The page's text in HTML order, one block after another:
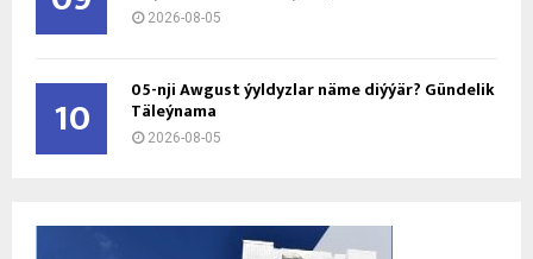
2026-08-05
10 05-nji Awgust ýyldyzlar näme diýýär? Gündelik
Täleýnama
2026-08-05